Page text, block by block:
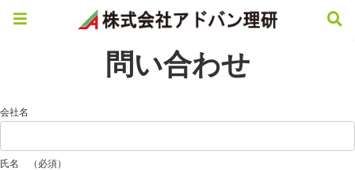
問い合わせ
会社名
氏名 （必須）